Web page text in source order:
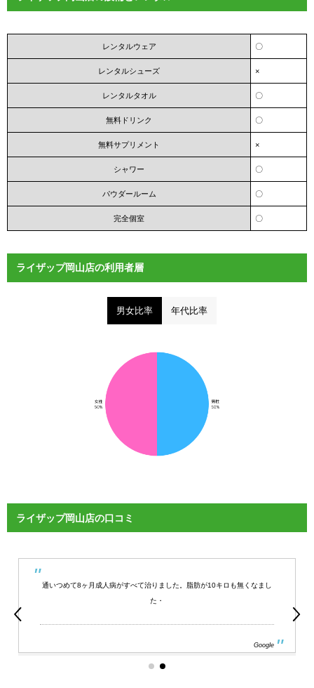
レンタルウェア 〇
レンタルシューズ ×
レンタルタオル 〇
無料ドリンク 〇
無料サプリメント ×
シャワー 〇
パウダールーム 〇
完全個室 〇
ライザップ岡山店の利用者層
男女比率 年代比率
ライザップ岡山店の口コミ
通いつめて8ヶ月成人病がすべて治りました。脂肪が10キロも無くなまし
た・
Google